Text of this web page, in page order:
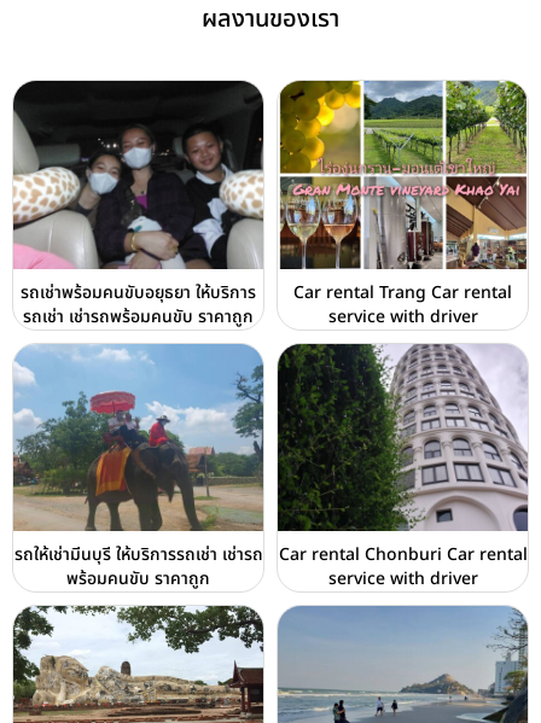
ผลงานของเรา
รถเช่าพร้อมคนขับอยุธยา ให้บริการ
รถเช่า เช่ารถพร้อมคนขับ ราคาถูก
Car rental Trang Car rental
service with driver
รถให้เช่ามีนบุรี ให้บริการรถเช่า เช่ารถ
พร้อมคนขับ ราคาถูก
Car rental Chonburi Car rental
service with driver